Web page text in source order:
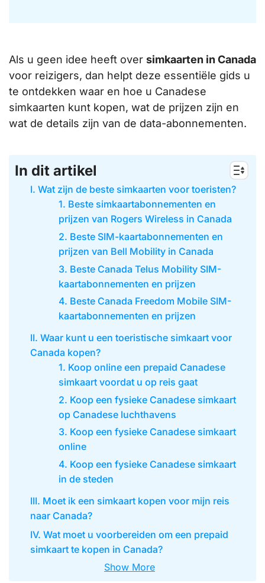
Als u geen idee heeft over simkaarten in Canada
voor reizigers, dan helpt deze essentiële gids u
te ontdekken waar en hoe u Canadese
simkaarten kunt kopen, wat de prijzen zijn en
wat de details zijn van de data-abonnementen.
In dit artikel
I. Wat zijn de beste simkaarten voor toeristen?
1. Beste simkaartabonnementen en
prijzen van Rogers Wireless in Canada
2. Beste SIM-kaartabonnementen en
prijzen van Bell Mobility in Canada
3. Beste Canada Telus Mobility SIM-
kaartabonnementen en prijzen
4. Beste Canada Freedom Mobile SIM-
kaartabonnementen en prijzen
II. Waar kunt u een toeristische simkaart voor
Canada kopen?
1. Koop online een prepaid Canadese
simkaart voordat u op reis gaat
2. Koop een fysieke Canadese simkaart
op Canadese luchthavens
3. Koop een fysieke Canadese simkaart
online
4. Koop een fysieke Canadese simkaart
in de steden
III. Moet ik een simkaart kopen voor mijn reis
naar Canada?
IV. Wat moet u voorbereiden om een prepaid
simkaart te kopen in Canada?
Show More